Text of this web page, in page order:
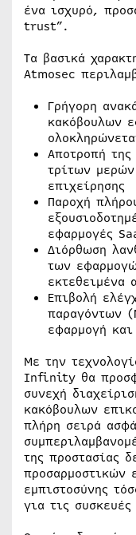
ένα ισχυρό,
trust”.
Τα βασικά
Atmosec
Γρήγορη
κακόβουλων
Αποτροπή
τρίτων
επιχείρησης
Παροχή
εφαρμογές
Διόρθωση
των
εκτεθειμένα
Επιβολή
παραγόντων
εφαρμογή
Με την
Infinity θα
συνεχή
κακόβουλων
πλήρη σειρά
της προστασίας
προσαρμοστικών
εμπιστοσύνης
για τις συσκευές